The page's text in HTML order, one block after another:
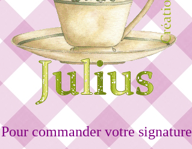
Pour commander votre signature